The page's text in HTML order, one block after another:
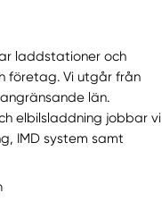
laddstationer och
företag. Vi utgår från
län.
elbilsladdning jobbar vi
IMD system samt